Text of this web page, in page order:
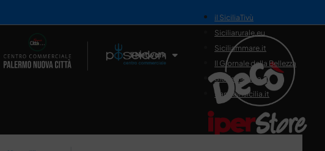
Il Network
il SiciliaTivù
Siciliarurale.eu
Siciliammare.it
Il Giornale della Bellezza
Siciliamedica.it
Sanitainsicilia.it